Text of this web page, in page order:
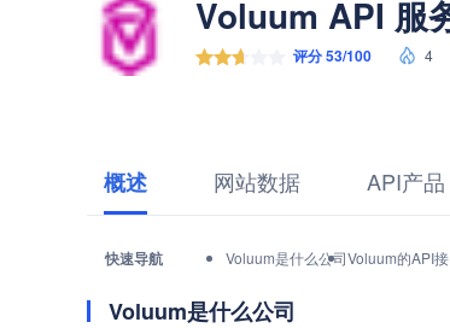
Voluum API 服
评分 53/100 4
概述 网站数据 API产品
快速导航 Voluum是什么公司Voluum的API
Voluum是什么公司